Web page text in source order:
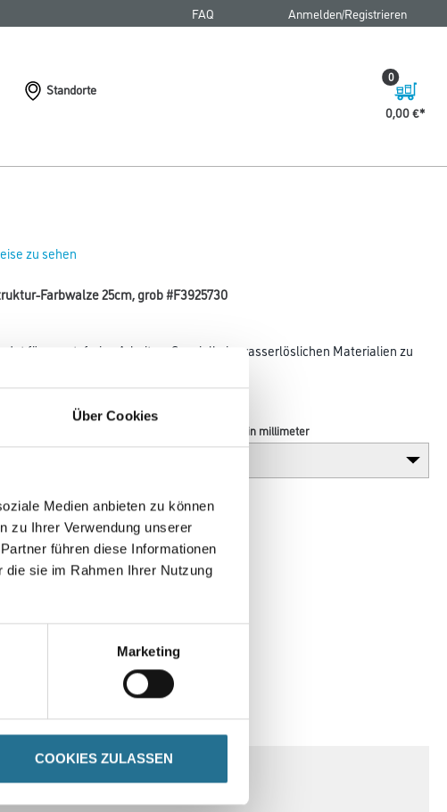
Über Cookies
Medien anbieten zu können
zu Ihrer Verwendung unserer
führen diese Informationen
die sie im Rahmen Ihrer Nutzung
Marketing
COOKIES ZULASSEN
FAQ Anmelden/Registrieren
Standorte
0,00 €
0
zu sehen
Farbwalze 25cm, grob #F3925730
für ansatzfreies Arbeiten. Spezielle in wasserlöslichen Materialien zu
für Roll-, Fertig- und Deckenputz.
Durchmesser in millimeter
SPEZIFIKATIONEN